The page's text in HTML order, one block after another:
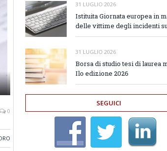
0
31 LUGLIO 2026
Istituita Giornata europea in
delle vittime degli incidenti
31 LUGLIO 2026
Borsa di studio tesi di laurea
Ilo edizione 2026
SEGUICI